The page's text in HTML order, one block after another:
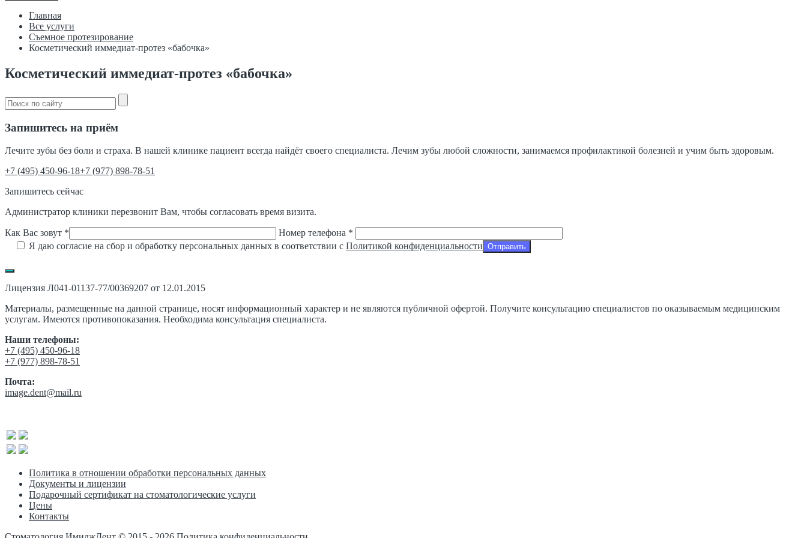
Главная
Все услуги
Съемное протезирование
Косметический иммедиат-протез «бабочка»
Косметический иммедиат-протез «бабочка»
Запишитесь на приём
Лечите зубы без боли и страха. В нашей клинике пациент всегда найдёт своего специалиста. Лечим зубы любой сложности, занимаемся профилактикой болезней и учим быть здоровым.
‎+7 (495) 450-96-18+7 (977) 898-78-51
Запишитесь сейчас
Администратор клиники перезвонит Вам, чтобы согласовать время визита.
Как Вас зовут *
Номер телефона *
Я даю согласие на сбор и обработку персональных данных в соответствии с Политикой конфиденциальности
Лицензия Л041-01137-77/00369207 от 12.01.2015
Материалы, размещенные на данной странице, носят информационный характер и не являются публичной офертой. Получите консультацию специалистов по оказываемым медицинским
услугам. Имеются противопоказания. Необходима консультация специалиста.
Наши телефоны:
‎+7 (495) 450-96-18
+7 (977) 898-78-51
Почта:
image.dent@mail.ru
Политика в отношении обработки персональных данных
Документы и лицензии
Подарочный сертификат на стоматологические услуги
Цены
Контакты